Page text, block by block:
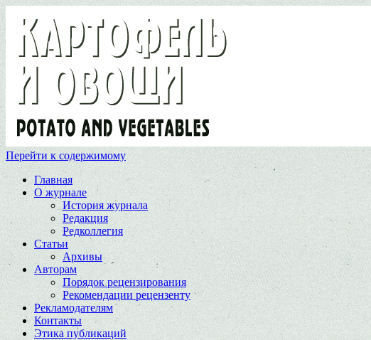
Перейти к содержимому
Главная
О журнале
История журнала
Редакция
Редколлегия
Статьи
Архивы
Авторам
Порядок рецензирования
Рекомендации рецензенту
Рекламодателям
Контакты
Этика публикаций